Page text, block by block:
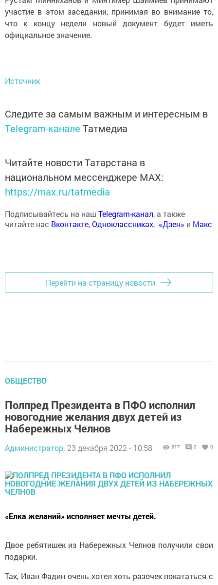
участие в этом заседании, принимая во внимание то,
что к концу недели новый документ будет иметь
официальное значение.
Источник
Следите за самым важным и интересным в
Telegram-канале Татмедиа
Читайте новости Татарстана в
национальном мессенджере MАХ:
https://max.ru/tatmedia
Подписывайтесь на наш Telegram-канал, а также
читайте нас Вконтакте,Одноклассниках, «Дзен» и Макс
Перейти на страницу новости
ОБЩЕСТВО
Полпред Президента в ПФО исполнил
новогодние желания двух детей из
Набережных Челнов
Администратор, 23 декабря 2022 - 10:58 517 0 0
«Елка желаний» исполняет мечты детей.
Двое ребятишек из Набережных Челнов получили свои
подарки.
Так, Иван Фадин очень хотел хоть разочек покататься с